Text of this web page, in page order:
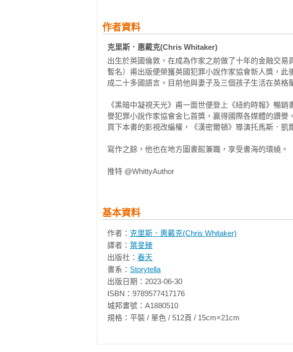
角色與故事內涵豐富，矛盾、衝突、幽默、悲劇、不加
十年來讀到過最具吸引力的年輕主角，就完成了這個
人享受！
──約翰．哈特，著有《順流而下》
卓越的推理小說……由極富深度的角色發展與精密細膩
這本情感豐沛、流暢好讀的作品中傾盡全力。
──《出版人週刊》（星級評論）
角色，特別是黛吉絲這位少女。她強悍、勇敢又易於受
是，作為一個走在自己命定旅程上的警長，他的名字真
這本書立即躍居經典地位……讓我們從結局說起。翻到
翰的最佳作品。《黑暗中凝視天光》同時具有鮮明的美
《沼澤女孩》，是一本獨特又生氣蓬勃的小說。
──A．J．芬恩，紐約時報暢銷榜冠軍作者，著有《後窗
一看就無法放下這本書。文筆優異，鮮明的角色躍然紙
──B．A．芭莉斯
這本劇情安排得宜、節奏完美的小說裡有兩個受傷的孩
全意推薦克里斯．惠戴克的《黑暗中凝視天光》！
作者資料
克里斯．惠戴克(Chris Whitaker)
出生於英國倫敦，在成為作家之前做了十年的金融交易
暫名）甫出版便榮獲英國犯罪小說作家協會新人獎，
成二十多國語言。目前他與妻子及三個孩子生活在英格
《黑暗中凝視天光》甫一面世便登上《紐約時報》暢
譽犯罪小說作家協會金匕首獎，贏得國際各媒體的讚譽
買下本書的影視改編權，《漢密爾頓》導演托馬斯．凱
寫作之餘，他也在地方圖書館兼職，享受書海的環繞。
推特 @WhittyAuthor
基本資料
作者： 克里斯．惠戴克(Chris Whitaker)
譯者： 葉旻臻
出版社： 春天
書系： Storytella
出版日期：2023-06-30
ISBN：9789577417176
城邦書號：A1880510
規格：平裝 / 單色 / 512頁 / 15cm×21cm